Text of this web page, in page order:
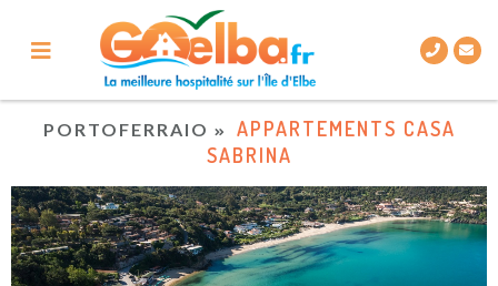
PORTOFERRAIO
APPARTEMENTS CASA
SABRINA